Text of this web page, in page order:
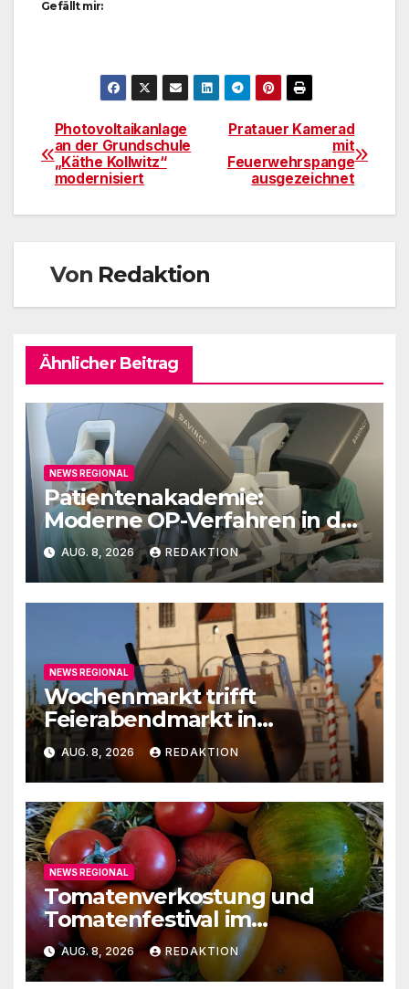
Gefällt mir:
Beitragsnavigation
Pratauer Kamerad
mit
Feuerwehrspange
ausgezeichnet
Photovoltaikanlage
an der Grundschule
„Käthe Kollwitz“
modernisiert
Von Redaktion
Ähnlicher Beitrag
NEWS REGIONAL
Patientenakademie:
Moderne OP-Verfahren in der
Urologie
AUG. 8, 2026 REDAKTION
NEWS REGIONAL
Wochenmarkt trifft
Feierabendmarkt in
Lutherstadt Wittenberg
AUG. 8, 2026 REDAKTION
NEWS REGIONAL
Tomatenverkostung und
Tomatenfestival im
Naturparkzentrum
AUG. 8, 2026 REDAKTION